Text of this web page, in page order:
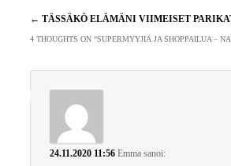
Artikkelien
selaus
← TÄSSÄKÖ ELÄMÄNI VIIMEISET
4 THOUGHTS ON “SUPERMYYJIÄ JA SHOPPAILUA –
24.11.2020 11:56 Emma sanoi: